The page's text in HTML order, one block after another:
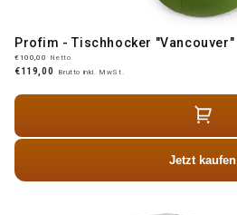
Profim - Tischhocker "Vancouver"
€100,00 Netto
€119,00 Brutto inkl. MwSt.
Jetzt kaufen